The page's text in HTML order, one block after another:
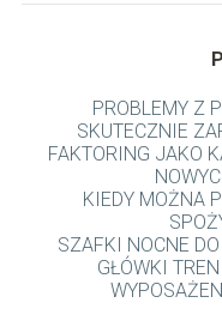
PROBLEMY Z
SKUTECZNIE
FAKTORING JAKO
KIEDY MOŻNA
SZAFKI NOCNE
GŁÓWKI